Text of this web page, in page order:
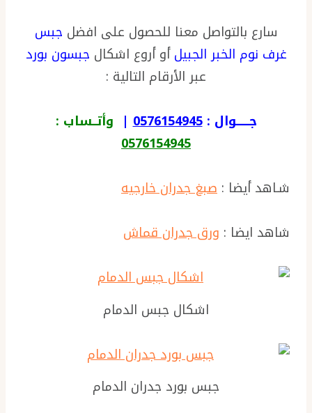
سارع بالتواصل معنا للحصول على افضل جبس
غرف نوم الخبر الجبيلأو أروع اشكال جبسون بورد
عبر الأرقام التالية :
جــــــوال :0576154945
| وأتــساب :
0576154945
شـاهد أيضا : صبغ جدران خارجيه
شاهد ايضا : ورق جدران قماش
اشكال جبس الدمام
جبس بورد جدران الدمام